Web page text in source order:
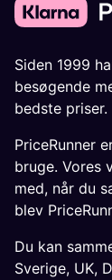
Siden 1999
besøgende
bedste priser.
PriceRunner
bruge. Vores
med, når du
blev
Du kan
Sverige, UK,